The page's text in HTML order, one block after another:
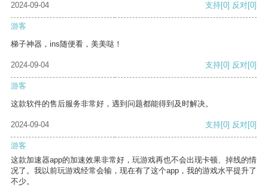
2024-09-04
支持[0] 反对[0]
游客
梯子神器，ins随便看，美美哒！
2024-09-04 支持[0] 反对[0]
游客
这款软件的售后服务非常好，遇到问题都能得到及时解决。
2024-09-04 支持[0] 反对[0]
游客
这款加速器app的加速效果非常好，玩游戏再也不会出现卡顿、掉线的情
况了。我以前玩游戏经常会输，现在有了这个app，我的游戏水平提升了
不少。